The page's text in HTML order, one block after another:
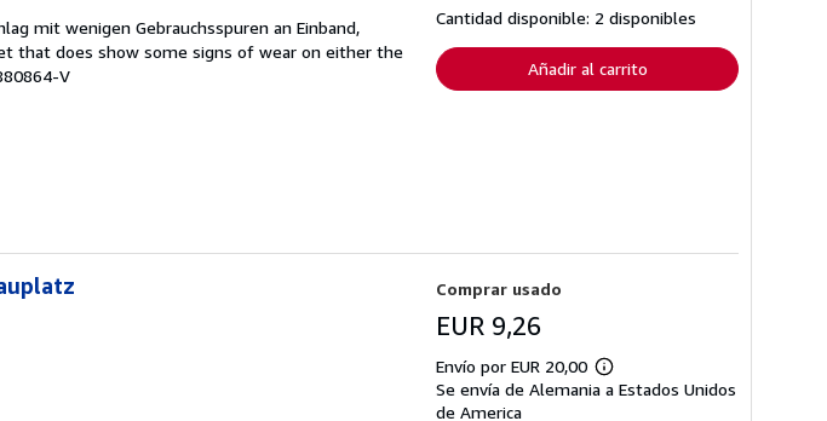
mit wenigen Gebrauchsspuren an Einband,
that does show some signs of wear on either the
V
tarifas
de
envío
Cantidad disponible: 2 disponibles
Añadir al carrito
Comprar usado
EUR 9,26
Envío por EUR 20,00
Más
información
Se envía de Alemania a Estados Unidos
de America